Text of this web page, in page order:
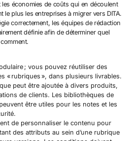
économies de coûts qui en découlent
le plus les entreprises à migrer vers DITA.
correctement, les équipes de rédaction
définie afin de déterminer quel
; vous pouvez réutiliser des
« rubriques », dans plusieurs livrables.
peut être ajoutée à divers produits,
de clients. Les bibliothèques de
être utiles pour les notes et les
de personnaliser le contenu pour
des attributs au sein d’une rubrique